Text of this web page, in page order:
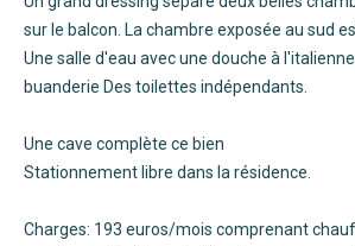
sur le balcon. La chambre exposée au sud
Une salle d'eau avec une douche à
buanderie Des toilettes indépendants.
Une cave complète ce bien
Stationnement libre dans la résidence.
Charges: 193 euros/mois comprenant